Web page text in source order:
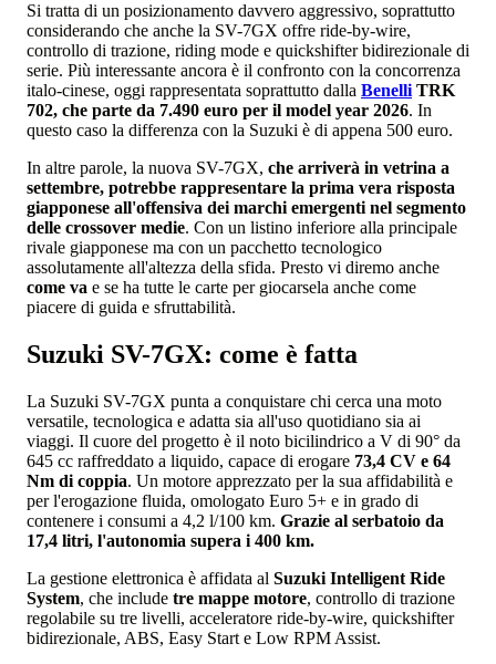
Si tratta di un posizionamento davvero aggressivo, soprattutto
considerando che anche la SV-7GX offre ride-by-wire,
controllo di trazione, riding mode e quickshifter bidirezionale di
serie. Più interessante ancora è il confronto con la concorrenza
italo-cinese, oggi rappresentata soprattutto dalla Benelli TRK
702, che parte da 7.490 euro per il model year 2026. In
questo caso la differenza con la Suzuki è di appena 500 euro.
In altre parole, la nuova SV-7GX, che arriverà in vetrina a
settembre, potrebbe rappresentare la prima vera risposta
giapponese all'offensiva dei marchi emergenti nel segmento
delle crossover medie. Con un listino inferiore alla principale
rivale giapponese ma con un pacchetto tecnologico
assolutamente all'altezza della sfida. Presto vi diremo anche
come va e se ha tutte le carte per giocarsela anche come
piacere di guida e sfruttabilità.
Suzuki SV-7GX: come è fatta
La Suzuki SV-7GX punta a conquistare chi cerca una moto
versatile, tecnologica e adatta sia all'uso quotidiano sia ai
viaggi. Il cuore del progetto è il noto bicilindrico a V di 90° da
645 cc raffreddato a liquido, capace di erogare 73,4 CV e 64
Nm di coppia. Un motore apprezzato per la sua affidabilità e
per l'erogazione fluida, omologato Euro 5+ e in grado di
contenere i consumi a 4,2 l/100 km. Grazie al serbatoio da
17,4 litri, l'autonomia supera i 400 km.
La gestione elettronica è affidata al Suzuki Intelligent Ride
System, che include tre mappe motore, controllo di trazione
regolabile su tre livelli, acceleratore ride-by-wire, quickshifter
bidirezionale, ABS, Easy Start e Low RPM Assist.